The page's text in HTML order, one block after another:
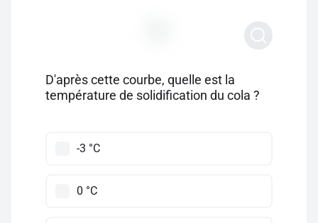
D'après cette courbe, quelle est la
température de solidification du cola ?
-3 °C
0 °C